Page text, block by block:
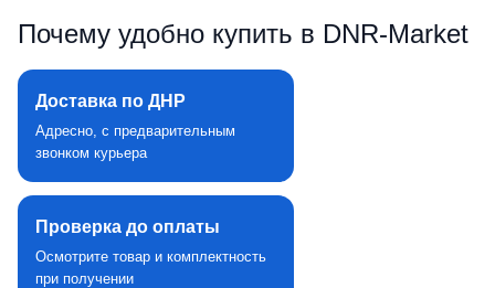
Почему удобно купить в DNR‑Market
Доставка по ДНР
Адресно, с предварительным
звонком курьера
Проверка до оплаты
Осмотрите товар и комплектность
при получении